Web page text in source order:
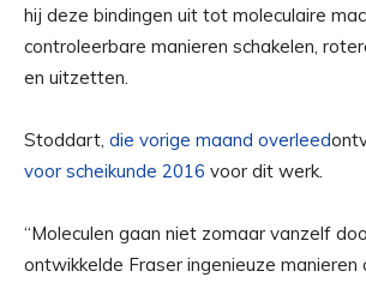
hij deze bindingen uit tot moleculaire
controleerbare manieren schakelen,
en uitzetten.
Stoddart, die vorige maand overleed
voor scheikunde 2016 voor dit werk.
“Moleculen gaan niet zomaar vanzelf
ontwikkelde Fraser ingenieuze manieren